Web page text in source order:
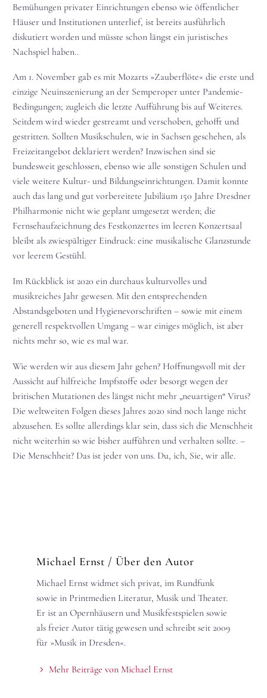
Bemühungen privater Einrichtungen ebenso wie öffentlicher
Häuser und Institutionen unterlief, ist bereits ausführlich
diskutiert worden und müsste schon längst ein juristisches
Nachspiel haben..
Am 1. November gab es mit Mozarts »Zauberflöte« die erste und
einzige Neuinszenierung an der Semperoper unter Pandemie-
Bedingungen; zugleich die letzte Aufführung bis auf Weiteres.
Seitdem wird wieder gestreamt und verschoben, gehofft und
gestritten. Sollten Musikschulen, wie in Sachsen geschehen, als
Freizeitangebot deklariert werden? Inzwischen sind sie
bundesweit geschlossen, ebenso wie alle sonstigen Schulen und
viele weitere Kultur- und Bildungseinrichtungen. Damit konnte
auch das lang und gut vorbereitete Jubiläum 150 Jahre Dresdner
Philharmonie nicht wie geplant umgesetzt werden; die
Fernsehaufzeichnung des Festkonzertes im leeren Konzertsaal
bleibt als zwiespältiger Eindruck: eine musikalische Glanzstunde
vor leerem Gestühl.
Im Rückblick ist 2020 ein durchaus kulturvolles und
musikreiches Jahr gewesen. Mit den entsprechenden
Abstandsgeboten und Hygienevorschriften – sowie mit einem
generell respektvollen Umgang – war einiges möglich, ist aber
nichts mehr so, wie es mal war.
Wie werden wir aus diesem Jahr gehen? Hoffnungsvoll mit der
Aussicht auf hilfreiche Impfstoffe oder besorgt wegen der
britischen Mutationen des längst nicht mehr „neuartigen“ Virus?
Die weltweiten Folgen dieses Jahres 2020 sind noch lange nicht
abzusehen. Es sollte allerdings klar sein, dass sich die Menschheit
nicht weiterhin so wie bisher aufführen und verhalten sollte. –
Die Menschheit? Das ist jeder von uns. Du, ich, Sie, wir alle.
Michael Ernst / Über den Autor
Michael Ernst widmet sich privat, im Rundfunk
sowie in Printmedien Literatur, Musik und Theater.
Er ist an Opernhäusern und Musikfestspielen sowie
als freier Autor tätig gewesen und schreibt seit 2009
für »Musik in Dresden«.
Mehr Beiträge von Michael Ernst